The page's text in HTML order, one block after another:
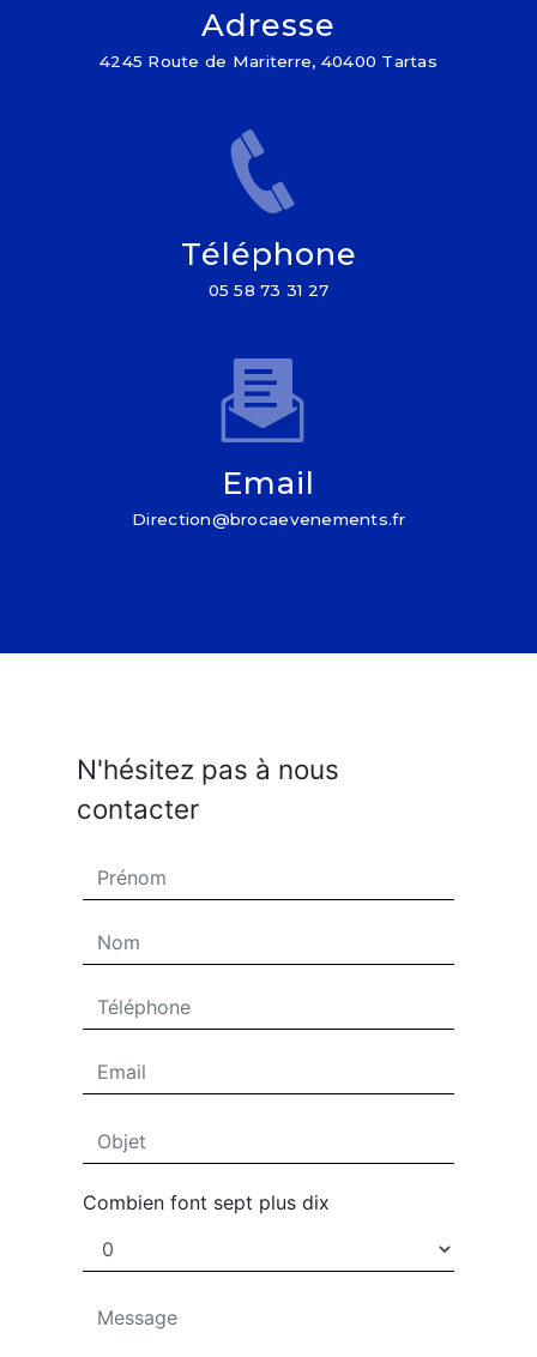
Adresse
4245 Route de Mariterre, 40400 Tartas
Téléphone
05 58 73 31 27
Email
direction@brocaevenements.fr
N'hésitez pas à nous
contacter
Combien font sept plus dix